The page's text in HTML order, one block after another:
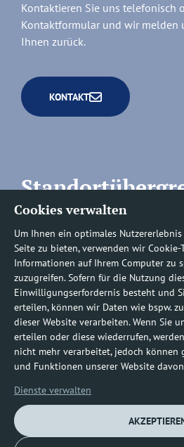
Cookies verwalten
Um Ihnen ein optimales
Seite zu bieten, verwenden wir
Informationen auf Ihrem Computer zu
zuzugreifen. Sofern für die Nutzung
Einwilligungserfordernis besteht und
erteilen, können wir Daten wie bspw.
dieser Website verarbeiten. Wenn Sie
erteilen oder diese wiederrufen,
nicht mehr verarbeitet, jedoch können
und Funktionen unserer Website
Dienste verwalten
Kontaktieren Sie uns telefonisch
Kontaktformular und wir melden
Ihnen zurück.
KONTAKT
Rufnummern
0800 1219100-10